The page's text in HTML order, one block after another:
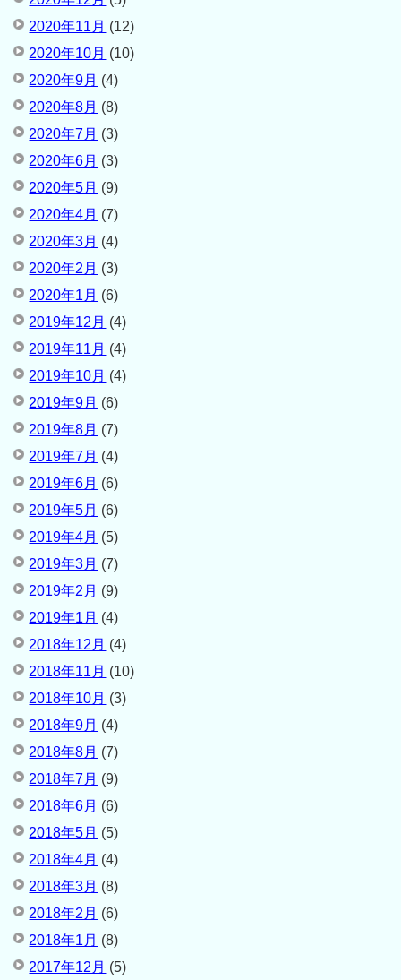
2020年11月 (12)
2020年10月 (10)
2020年9月 (4)
2020年8月 (8)
2020年7月 (3)
2020年6月 (3)
2020年5月 (9)
2020年4月 (7)
2020年3月 (4)
2020年2月 (3)
2020年1月 (6)
2019年12月 (4)
2019年11月 (4)
2019年10月 (4)
2019年9月 (6)
2019年8月 (7)
2019年7月 (4)
2019年6月 (6)
2019年5月 (6)
2019年4月 (5)
2019年3月 (7)
2019年2月 (9)
2019年1月 (4)
2018年12月 (4)
2018年11月 (10)
2018年10月 (3)
2018年9月 (4)
2018年8月 (7)
2018年7月 (9)
2018年6月 (6)
2018年5月 (5)
2018年4月 (4)
2018年3月 (8)
2018年2月 (6)
2018年1月 (8)
2017年12月 (5)